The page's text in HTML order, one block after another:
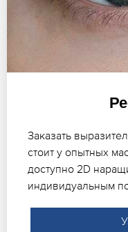
Заказать
стоит у опытных
доступно 2D
индивидуальным